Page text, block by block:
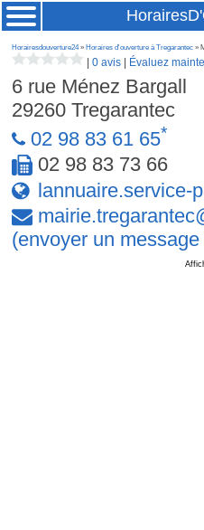
Horairesdouverture24» Horaires d'ouverture à Tregarantec »
|0 avis Évaluez
6 rue Ménez Bargall
29260Tregarantec
02 98 83 61 65*
02 98 83 73 66
lannuaire.service-
mairie.tregarantec
(envoyer un